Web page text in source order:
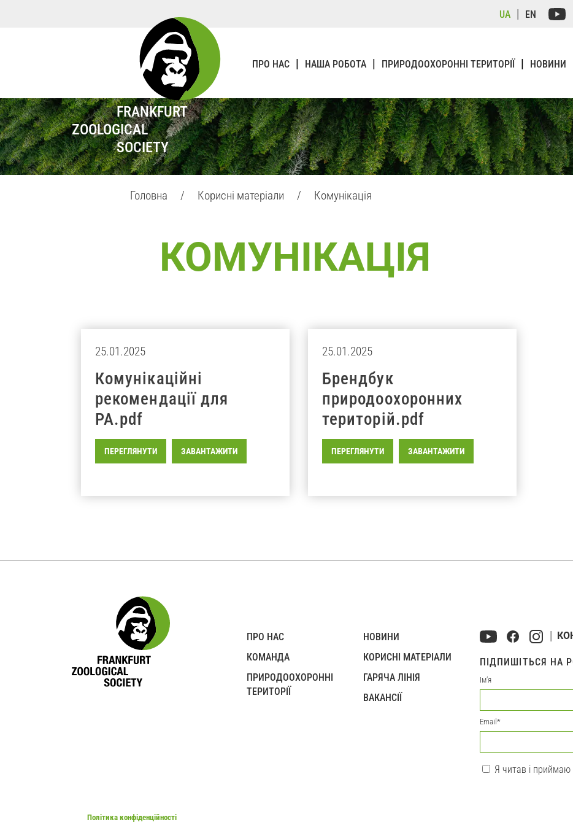
UA EN
FRANKFURT
ZOOLOGICAL
SOCIETY
ПРО НАС НАША РОБОТА ПРИРОДООХОРОННІ ТЕРИТОРІЇ НОВИНИ
Головна / Корисні матеріали / Комунікація
КОМУНІКАЦІЯ
25.01.2025
Комунікаційні
рекомендації для
PA.pdf
ПЕРЕГЛЯНУТИ ЗАВАНТАЖИТИ
25.01.2025
Брендбук
природоохоронних
територій.pdf
ПЕРЕГЛЯНУТИ ЗАВАНТАЖИТИ
ПРО НАС
КОМАНДА
ПРИРОДООХОРОННІ
ТЕРИТОРІЇ
НОВИНИ
КОРИСНІ МАТЕРІАЛИ
ГАРЯЧА ЛІНІЯ
ВАКАНСІЇ
ПІДПИШІТЬСЯ НА
Імʼя
Email *
Я читав і приймаю
Політика конфіденційності